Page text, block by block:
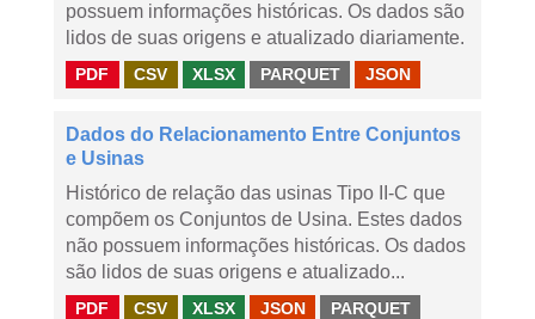
possuem informações históricas. Os dados são
lidos de suas origens e atualizado diariamente.
PDF CSV XLSX PARQUET JSON
Dados do Relacionamento Entre Conjuntos
e Usinas
Histórico de relação das usinas Tipo II-C que
compõem os Conjuntos de Usina. Estes dados
não possuem informações históricas. Os dados
são lidos de suas origens e atualizado...
PDF CSV XLSX JSON PARQUET